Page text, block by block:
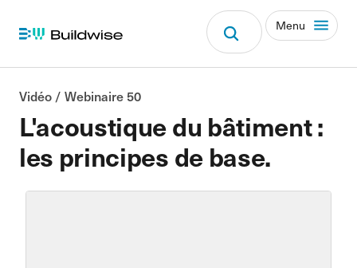
Menu
L'acoustique du bâtiment :
les principes de base.
Vidéo / Webinaire 50